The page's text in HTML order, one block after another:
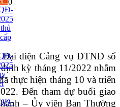
Đại diện Cảng vụ ĐTNĐ số
kỳ tháng 11/2022 nhằm
thực hiện tháng 10 và triển
Đến tham dự buổi giao
– Ủy viên Ban Thường